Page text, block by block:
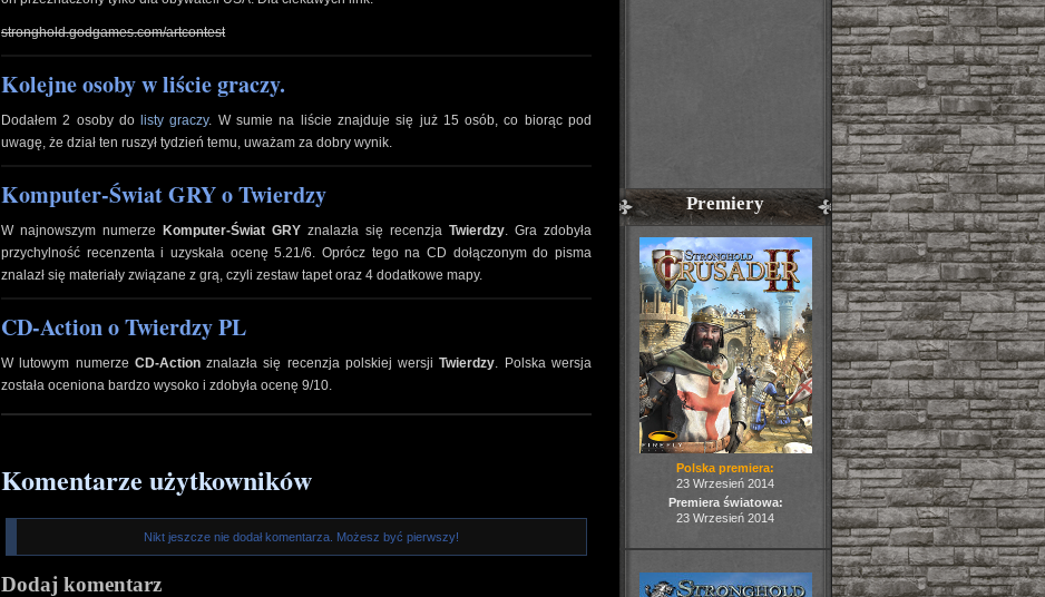
stronghold.godgames.com/artcontest
Kolejne osoby w liście graczy.
Dodałem 2 osoby do listy graczy. W sumie na liście znajduje się już 15 osób, co biorąc pod
uwagę, że dział ten ruszył tydzień temu, uważam za dobry wynik.
Komputer-Świat GRY o Twierdzy
W najnowszym numerze Komputer-Świat GRY znalazła się recenzja Twierdzy. Gra zdobyła
przychylność recenzenta i uzyskała ocenę 5.21/6. Oprócz tego na CD dołączonym do pisma
znalazł się materiały związane z grą, czyli zestaw tapet oraz 4 dodatkowe mapy.
CD-Action o Twierdzy PL
W lutowym numerze CD-Actionznalazła się recenzja polskiej wersjiTwierdzy. Polska wersja
została oceniona bardzo wysoko i zdobyła ocenę 9/10.
Komentarze użytkowników
Nikt jeszcze nie dodał komentarza. Możesz być pierwszy!
Dodaj komentarz
Premiery
Polska premiera:
23 Wrzesień 2014
Premiera światowa:
23 Wrzesień 2014